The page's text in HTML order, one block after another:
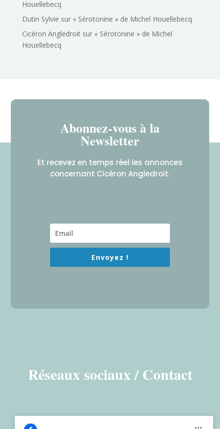
Houellebecq
Dutin Sylvie sur « Sérotonine » de Michel Houellebecq
Cicéron Angledroitsur « Sérotonine » de Michel
Houellebecq
Abonnez-vous à la
Newsletter
Et recevez en temps réel les annonces
concernant Cicéron Angledroit.
Envoyez !
Réseaux sociaux / Contact